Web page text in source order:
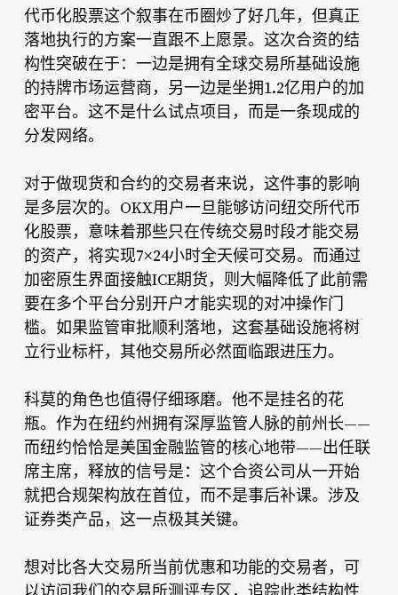
代币化股票这个叙事在币圈炒了好几年，但真正
落地执行的方案一直跟不上愿景。这次合资的结
构性突破在于：一边是拥有全球交易所基础设施
的持牌市场运营商，另一边是坐拥1.2亿用户的加
密平台。这不是什么试点项目，而是一条现成的
分发网络。
对于做现货和合约的交易者来说，这件事的影响
是多层次的。OKX用户一旦能够访问纽交所代币
化股票，意味着那些只在传统交易时段才能交易
的资产，将实现7×24小时全天候可交易。而通过
加密原生界面接触ICE期货，则大幅降低了此前需
要在多个平台分别开户才能实现的对冲操作门
槛。如果监管审批顺利落地，这套基础设施将树
立行业标杆，其他交易所必然面临跟进压力。
科莫的角色也值得仔细琢磨。他不是挂名的花
瓶。作为在纽约州拥有深厚监管人脉的前州长——
而纽约恰恰是美国金融监管的核心地带——出任联
席主席，释放的信号是：这个合资公司从一开始
就把合规架构放在首位，而不是事后补课。涉及
证券类产品，这一点极其关键。
想对比各大交易所当前优惠和功能的交易者，可